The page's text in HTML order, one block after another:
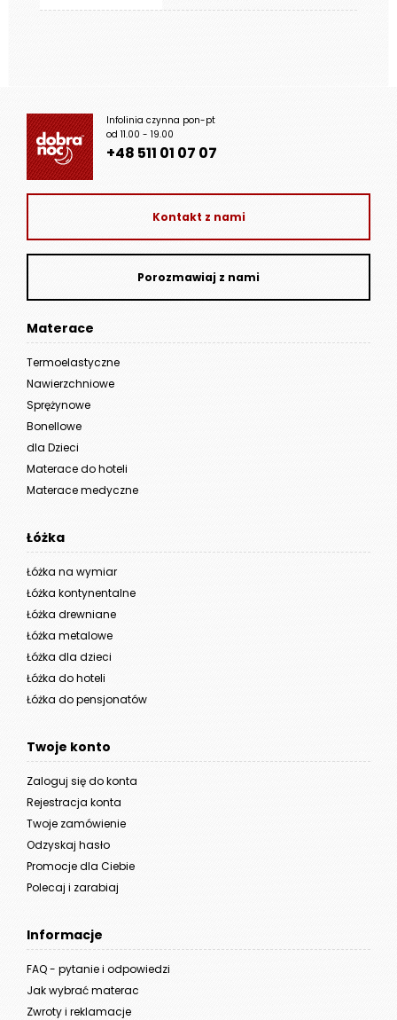
Infolinia czynna pon-pt
od 11.00 - 19.00
+48 511 01 07 07
Kontakt z nami
Porozmawiaj z nami
Materace
Termoelastyczne
Nawierzchniowe
Sprężynowe
Bonellowe
dla Dzieci
Materace do hoteli
Materace medyczne
Łóżka
Łóżka na wymiar
Łóżka kontynentalne
Łóżka drewniane
Łóżka metalowe
Łóżka dla dzieci
Łóżka do hoteli
Łóżka do pensjonatów
Twoje konto
Zaloguj się do konta
Rejestracja konta
Twoje zamówienie
Odzyskaj hasło
Promocje dla Ciebie
Polecaj i zarabiaj
Informacje
FAQ - pytanie i odpowiedzi
Jak wybrać materac
Zwroty i reklamacje